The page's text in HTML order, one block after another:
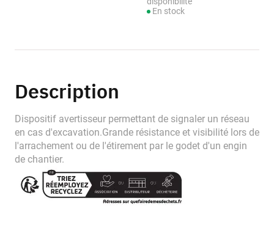
En stock
Description
Dispositif avertisseur permettant de signaler un réseau
en cas d'excavation.Grande résistance et visibilité lors de
l'arrachement ou de l'étirement par le godet d'un engin
de chantier.